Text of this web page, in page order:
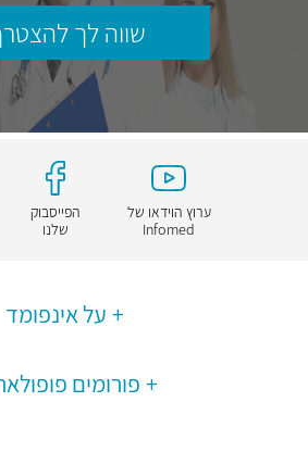
שווה לך
ערוץ הוידאו של
Infomed
הפייסבוק
שלנו
על אינפומד
פורומים